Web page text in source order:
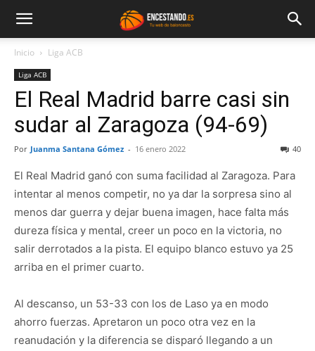
Inicio Liga ACB
Liga ACB
El Real Madrid barre casi sin
sudar al Zaragoza (94-69)
Por Juanma Santana Gómez - 16 enero 2022 40
El Real Madrid ganó con suma facilidad al Zaragoza. Para
intentar al menos competir, no ya dar la sorpresa sino al
menos dar guerra y dejar buena imagen, hace falta más
dureza física y mental, creer un poco en la victoria, no
salir derrotados a la pista. El equipo blanco estuvo ya 25
arriba en el primer cuarto.
Al descanso, un 53-33 con los de Laso ya en modo
ahorro fuerzas. Apretaron un poco otra vez en la
reanudación y la diferencia se disparó llegando a un